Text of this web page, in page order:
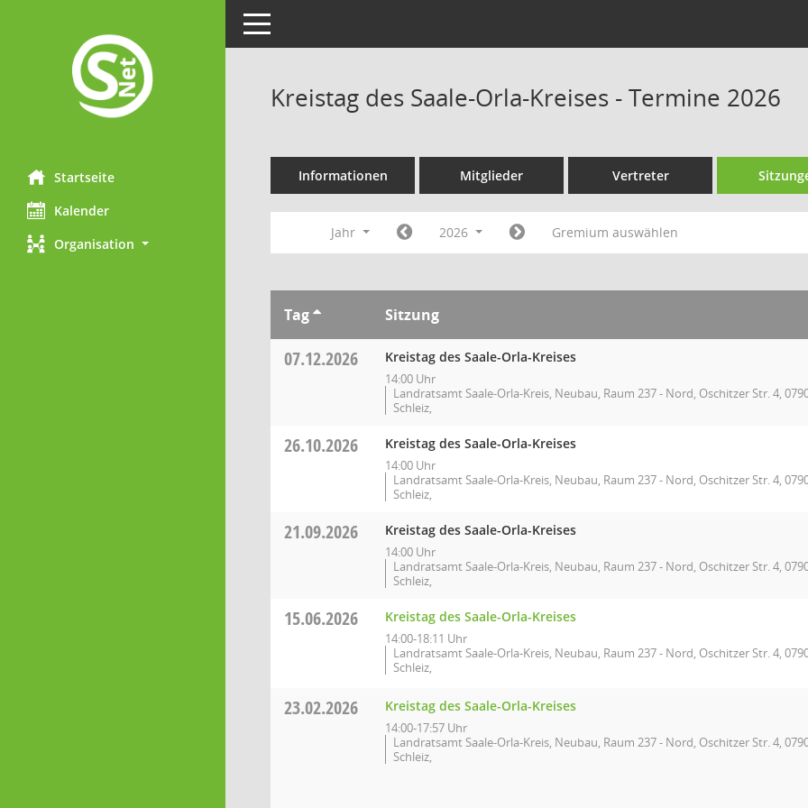
Startseite
Kalender
Organisation
Toggle navigation
Kreistag des Saale-Orla-Kreises - Termine 2026
Informationen Mitglieder Vertreter
Jahr 2026 Gremium auswählen
Tag Sitzung
07.12.2026 Kreistag des Saale-Orla-Kreises
14:00 Uhr
Landratsamt Saale-Orla-Kreis, Neubau, Raum 237 - Nord, Oschitzer Str. 4,
Schleiz,
26.10.2026 Kreistag des Saale-Orla-Kreises
14:00 Uhr
Landratsamt Saale-Orla-Kreis, Neubau, Raum 237 - Nord, Oschitzer Str. 4,
Schleiz,
21.09.2026 Kreistag des Saale-Orla-Kreises
14:00 Uhr
Landratsamt Saale-Orla-Kreis, Neubau, Raum 237 - Nord, Oschitzer Str. 4,
Schleiz,
15.06.2026 Kreistag des Saale-Orla-Kreises
14:00-18:11 Uhr
Landratsamt Saale-Orla-Kreis, Neubau, Raum 237 - Nord, Oschitzer Str. 4,
Schleiz,
23.02.2026 Kreistag des Saale-Orla-Kreises
14:00-17:57 Uhr
Landratsamt Saale-Orla-Kreis, Neubau, Raum 237 - Nord, Oschitzer Str. 4,
Schleiz,